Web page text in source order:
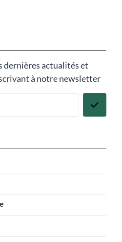
dernières actualités et
à notre newsletter